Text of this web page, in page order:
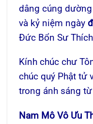
dâng cúng
và kỷ niệm ngày
Đức Bổn Sư
Kính chúc chư
chúc quý Phật tử
trong ánh sáng
Nam Mô Vô Ưu